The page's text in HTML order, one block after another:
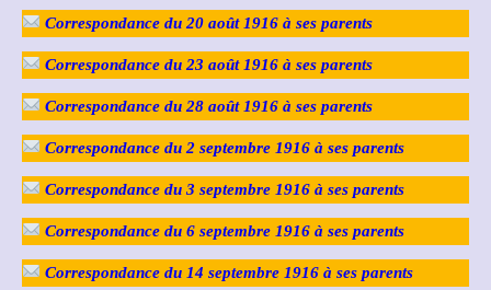
Correspondance du 20 août 1916 à ses parents
Correspondance du 23 août 1916 à ses parents
Correspondance du 28 août 1916 à ses parents
Correspondance du 2 septembre 1916 à ses parents
Correspondance du 3 septembre 1916 à ses parents
Correspondance du 6 septembre 1916 à ses parents
Correspondance du 14 septembre 1916 à ses parents